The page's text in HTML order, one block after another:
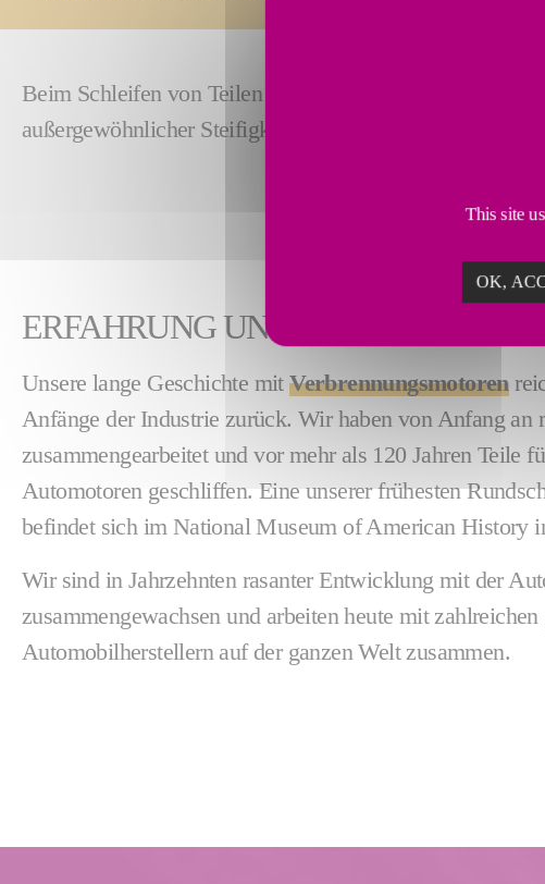
Beim Schleifen von Teilen für Verbrennungsmotoren sind
außergewöhnlicher Steifigkeit und Stabilität konstruiert,
ERFAHRUNG UND INNOVATION
Unsere lange Geschichte mitVerbrennungsmotoren
Anfänge der Industrie zurück. Wir haben von Anfang an
zusammengearbeitet und vor mehr als 120 Jahren Teile
Automotoren geschliffen. Eine unserer frühesten
befindet sich im National Museum of American History
Wir sind in Jahrzehnten rasanter Entwicklung mit der
zusammengewachsen und arbeiten heute mit zahlreichen
Automobilherstellern auf der ganzen Welt zusammen.
This site
OK,